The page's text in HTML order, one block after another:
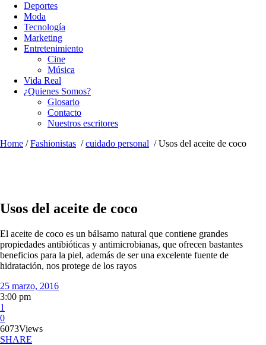
Deportes
Moda
Tecnología
Marketing
Entretenimiento
Cine
Música
Vida Real
¿Quienes Somos?
Glosario
Contacto
Nuestros escritores
Home /Fashionistas /cuidado personal /Usos del aceite de coco
Usos del aceite de coco
El aceite de coco es un bálsamo natural que contiene grandes
propiedades antibióticas y antimicrobianas, que ofrecen bastantes
beneficios para la piel, además de ser una excelente fuente de
hidratación, nos protege de los rayos
25 marzo, 2016
3:00 pm
1
0
6073Views
SHARE